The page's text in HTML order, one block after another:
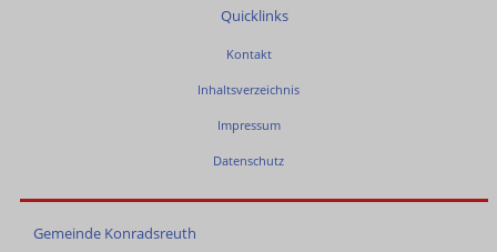
Quicklinks
Kontakt
Inhaltsverzeichnis
Impressum
Datenschutz
Gemeinde Konradsreuth